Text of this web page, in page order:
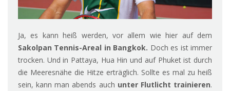
Ja, es kann heiß werden, vor allem wie hier auf dem
Sakolpan Tennis-Areal in Bangkok. Doch es ist immer
trocken. Und in Pattaya, Hua Hin und auf Phuket ist durch
die Meeresnähe die Hitze erträglich. Sollte es mal zu heiß
sein, kann man abends auch unter Flutlicht trainieren.